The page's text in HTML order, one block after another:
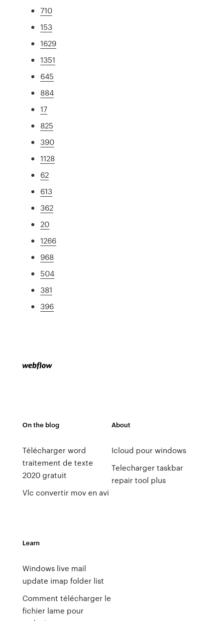
710
153
1629
1351
645
884
17
825
390
1128
62
613
362
20
1266
968
504
381
396
On the blog
Télécharger word
traitement de texte
2020 gratuit
Vlc convertir mov en avi
About
Icloud pour windows
Telecharger taskbar
repair tool plus
Learn
Windows live mail
update imap folder list
Comment télécharger le
fichier lame pour